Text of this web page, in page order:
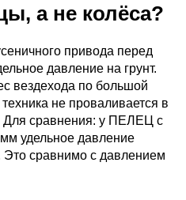
а не колёса?
привода перед
давление на грунт.
вездехода по большой
не проваливается в
Для сравнения: у ПЕЛЕЦ с
удельное давление
Это сравнимо с давлением